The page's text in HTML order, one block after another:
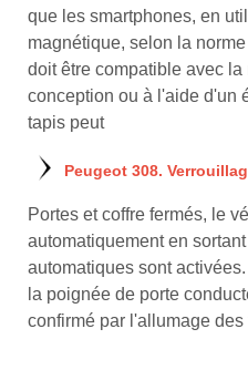
que les smartphones, en
magnétique, selon la
doit être compatible avec la
conception ou à l'aide d'un
tapis peut
Peugeot 308.
Portes et coffre fermés, le
automatiquement en
automatiques sont
la poignée de porte
confirmé par l'allumage